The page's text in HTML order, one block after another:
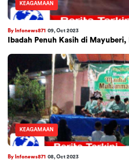
KEAGAMAAN
By Infonews871 09, Oct 2023
Ibadah Penuh Kasih di Mayuberi,
KEAGAMAAN
By Infonews871 08, Oct 2023